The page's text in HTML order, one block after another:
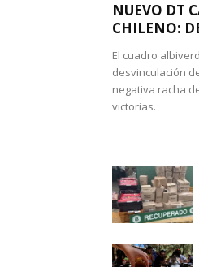
NUEVO DT
CHILENO:
El cuadro
desvinculación
negativa racha
victorias.